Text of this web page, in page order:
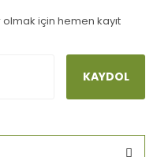
için hemen kayıt
KAYDOL